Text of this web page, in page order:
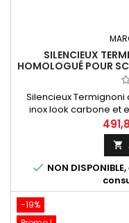
SILENCIEUX
HOMOLOGUÉ POUR
Silencieux
inox look carbone et
adaptable à de
homologué lorsqu'il est

 NON
-19%